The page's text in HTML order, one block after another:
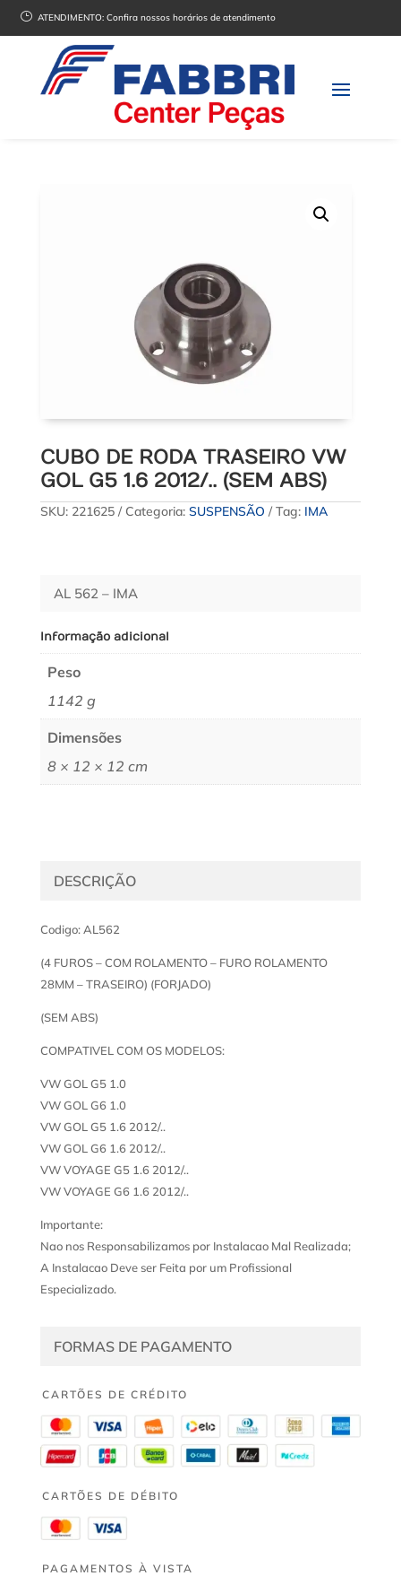
} ATENDIMENTO:Confira nossos horários de atendimento
CUBO DE RODA TRASEIRO VW
GOL G5 1.6 2012/.. (SEM ABS)
SKU: 221625 Categoria: SUSPENSÃO Tag: IMA
AL 562 – IMA
Informação adicional
Peso
1142 g
Dimensões
8 × 12 × 12 cm
DESCRIÇÃO
Codigo: AL562
(4 FUROS – COM ROLAMENTO – FURO ROLAMENTO
28MM – TRASEIRO) (FORJADO)
(SEM ABS)
COMPATIVEL COM OS MODELOS:
VW GOL G5 1.0
VW GOL G6 1.0
VW GOL G5 1.6 2012/..
VW GOL G6 1.6 2012/..
VW VOYAGE G5 1.6 2012/..
VW VOYAGE G6 1.6 2012/..
Importante:
Nao nos Responsabilizamos por Instalacao Mal Realizada;
A Instalacao Deve ser Feita por um Profissional
Especializado.
FORMAS DE PAGAMENTO
CARTÕES DE CRÉDITO
CARTÕES DE DÉBITO
PAGAMENTOS À VISTA